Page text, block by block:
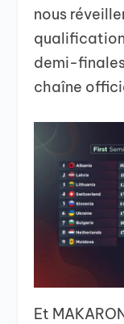
nous
demi-
chaîne
Et